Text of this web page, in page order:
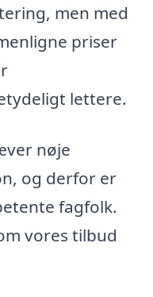
men med
priser
lettere.
nøje
og derfor er
fagfolk.
vores tilbud